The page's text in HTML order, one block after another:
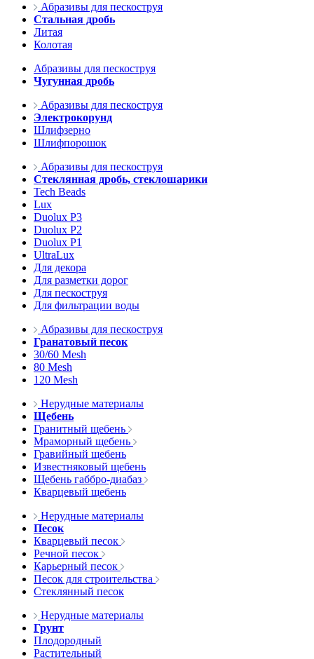
Абразивы для пескоструя
Стальная дробь
Литая
Колотая
Абразивы для пескоструя
Чугунная дробь
Абразивы для пескоструя
Электрокорунд
Шлифзерно
Шлифпорошок
Абразивы для пескоструя
Стеклянная дробь, стеклошарики
Tech Beads
Lux
Duolux P3
Duolux P2
Duolux P1
UltraLux
Для декора
Для разметки дорог
Для пескоструя
Для фильтрации воды
Абразивы для пескоструя
Гранатовый песок
30/60 Mesh
80 Mesh
120 Mesh
Нерудные материалы
Щебень
Гранитный щебень
Мраморный щебень
Гравийный щебень
Известняковый щебень
Щебень габбро-диабаз
Кварцевый щебень
Нерудные материалы
Песок
Кварцевый песок
Речной песок
Карьерный песок
Песок для строительства
Стеклянный песок
Нерудные материалы
Грунт
Плодородный
Растительный